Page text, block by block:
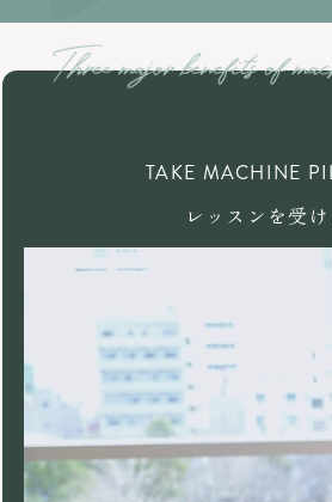
TAKE MACHINE
レッスンを受け